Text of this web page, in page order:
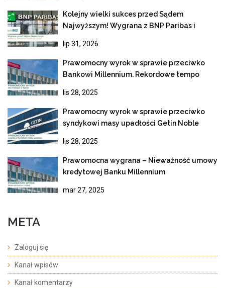
Kolejny wielki sukces przed Sądem
Najwyższym! Wygrana z BNP Paribas i
frankowego
lip 31, 2026
Prawomocny wyrok w sprawie przeciwko
Bankowi Millennium. Rekordowe tempo
lis 28, 2025
Prawomocny wyrok w sprawie przeciwko
syndykowi masy upadłości Getin Noble
lis 28, 2025
Prawomocna wygrana – Nieważność umowy
kredytowej Banku Millennium
mar 27, 2025
META
Zaloguj się
Kanał wpisów
Kanał komentarzy